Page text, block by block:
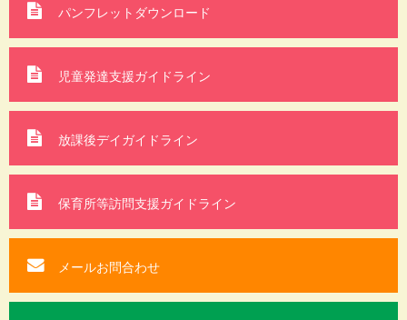
パンフレットダウンロード
児童発達支援ガイドライン
放課後デイガイドライン
保育所等訪問支援ガイドライン
メールお問合わせ